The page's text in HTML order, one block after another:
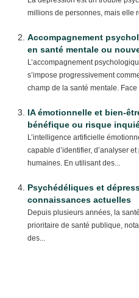
millions de personnes, mais elle
Accompagnement
en santé mentale ou
L’accompagnement
s’impose progressivement
champ de la santé mentale. Face
IA émotionnelle et bien-
bénéfique ou risque
L’intelligence artificielle
capable d’identifier, d’analyser
humaines. En utilisant des...
Psychédéliques et
connaissances actuelles
Depuis plusieurs années, la
prioritaire de santé publique,
des...